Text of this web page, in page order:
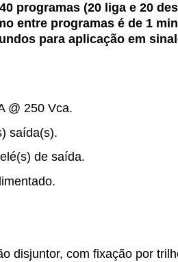
programas (20 liga e 20
entre programas é de 1
para aplicação em
@ 250 Vca.
saída(s).
de saída.
disjuntor, com fixação por